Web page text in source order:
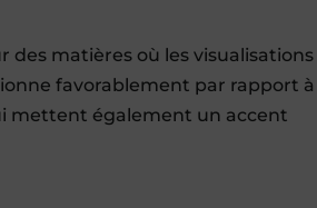
matières où les visualisations
favorablement par rapport à
mettent également un accent